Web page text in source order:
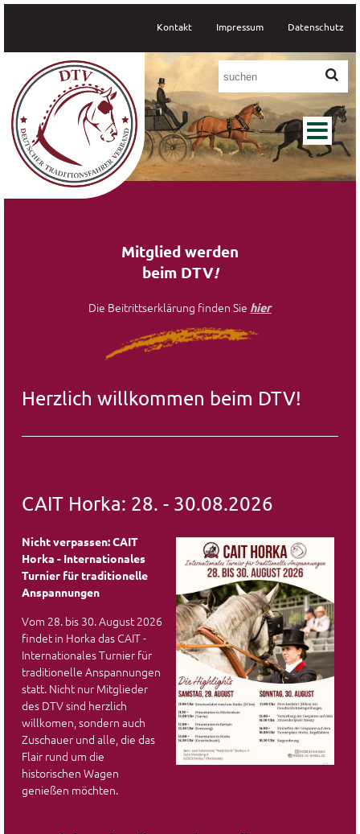

Kontakt Impressum Datenschutz

Mitglied werden
beim DTV!
Die Beitrittserklärung finden Sie hier
Herzlich willkommen beim DTV!
CAIT Horka: 28. - 30.08.2026
Nicht verpassen: CAIT
Horka - Internationales
Turnier für traditionelle
Anspannungen
Vom 28. bis 30. August 2026
findet in Horka das CAIT -
Internationales Turnier für
traditionelle Anspannungen
statt. Nicht nur Mitglieder
des DTV sind herzlich
willkomen, sondern auch
Zuschauer und alle, die das
Flair rund um die
historischen Wagen
genießen möchten.